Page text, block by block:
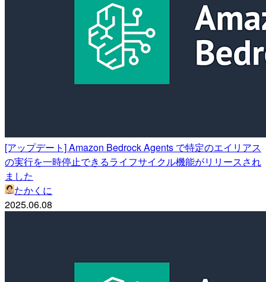
[アップデート] Amazon Bedrock Agents で特定のエイリアス
の実行を一時停止できるライフサイクル機能がリリースされ
ました
たかくに
2025.06.08